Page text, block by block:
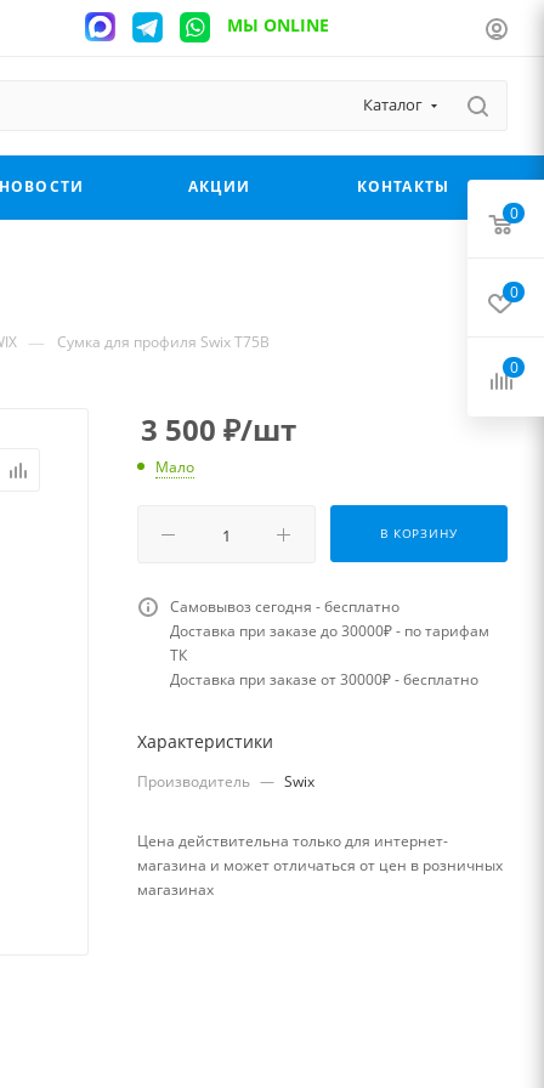
МЫ ONLINE
Каталог
АКЦИИ КОНТАКТЫ
— Сумка для профиля Swix T75B
3 500 ₽/шт
Мало
В КОРЗИНУ
Самовывоз сегодня - бесплатно
Доставка при заказе до 30000₽ - по тарифам
ТК
Доставка при заказе от 30000₽ - бесплатно
Характеристики
Производитель — Swix
Цена действительна только для интернет-
магазина и может отличаться от цен в розничных
магазинах
0
0
0